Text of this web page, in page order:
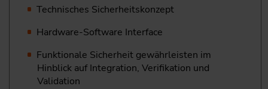
Technisches Sicherheitskonzept
Hardware-Software Interface
Funktionale Sicherheit gewährleisten im
Hinblick auf Integration, Verifikation und
Validation